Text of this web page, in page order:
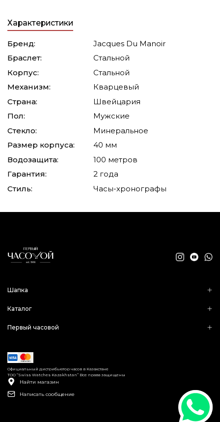
Характеристики
Бренд:
Jacques Du Manoir
Браслет:
Стальной
Корпус:
Стальной
Механизм:
Кварцевый
Страна:
Швейцария
Пол:
Мужские
Стекло:
Минеральное
Размер корпуса:
40 мм
Водозащита:
100 метров
Гарантия:
2 года
Стиль:
Часы-хронографы
Шапка
Каталог
Первый часовой
Найти магазин
Написать сообщение
ТОО “Swiss Watches Kazakhstan” Все права защищены
Официальный дистрибьютор часов в Казахстане